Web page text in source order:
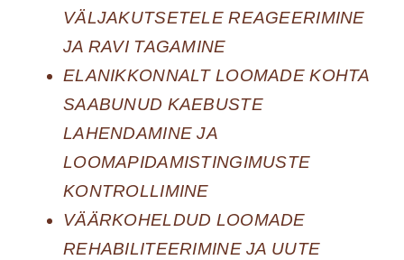
VÄLJAKUTSETELE REAGEERIMINE
JA RAVI TAGAMINE
ELANIKKONNALT LOOMADE KOHTA
SAABUNUD KAEBUSTE
LAHENDAMINE JA
LOOMAPIDAMISTINGIMUSTE
KONTROLLIMINE
VÄÄRKOHELDUD LOOMADE
REHABILITEERIMINE JA UUTE